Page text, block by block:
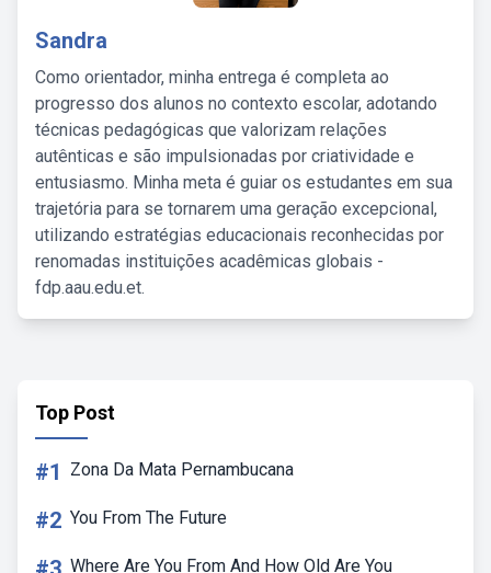
Sandra
Como orientador, minha entrega é completa ao
progresso dos alunos no contexto escolar, adotando
técnicas pedagógicas que valorizam relações
autênticas e são impulsionadas por criatividade e
entusiasmo. Minha meta é guiar os estudantes em sua
trajetória para se tornarem uma geração excepcional,
utilizando estratégias educacionais reconhecidas por
renomadas instituições acadêmicas globais -
fdp.aau.edu.et.
Top Post
#1 Zona Da Mata Pernambucana
#2 You From The Future
Where Are You From And How Old Are You